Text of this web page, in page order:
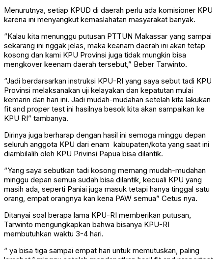
Menurutnya, setiap KPUD di daerah perlu ada komisioner KPU
karena ini menyangkut kemaslahatan masyarakat banyak.
“Kalau kita menunggu putusan PTTUN Makassar yang sampai
sekarang ini nggak jelas, maka keanam daerah ini akan tetap
kosong dan kami KPU Provinsi juga tidak mungkin bisa
mengkover keenam daerah tersebut,” Beber Tarwinto.
“Jadi berdarsarkan instruksi KPU-RI yang saya sebut tadi KPU
Provinsi melaksanakan uji kelayakan dan kepatutan mulai
kemarin dan hari ini. Jadi mudah-mudahan setelah kita lakukan
fit and proper test ini hasilnya besok kita akan sampaikan ke
KPU RI” tambanya.
Dirinya juga berharap dengan hasil ini semoga minggu depan
seluruh anggota KPU dari enam kabupaten/kota yang saat ini
diambilalih oleh KPU Privinsi Papua bisa dilantik.
“Yang saya sebutkan tadi kosong memang mudah-mudahan
minggu depan semua sudah bisa dilantik, kecuali KPU yang
masih ada, seperti Paniai juga masuk tetapi hanya tinggal satu
orang, empat orangnya kan kena PAW semua” Cetus nya.
Ditanyai soal berapa lama KPU-RI memberikan putusan,
Tarwinto mengungkapkan bahwa bisanya KPU-RI
membutuhkan waktu 3-4 hari.
“ ya bisa tiga sampai empat hari untuk memutuskan, paling